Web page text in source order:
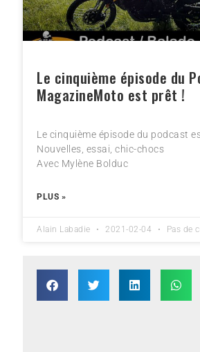
Le cinquième épisode du
MagazineMoto est prêt !
Le cinquième épisode du podcast
Nouvelles, essai, chic-chocs
Avec Mylène Bolduc
PLUS »
Alain Labadie 2021-02-04 Pas de